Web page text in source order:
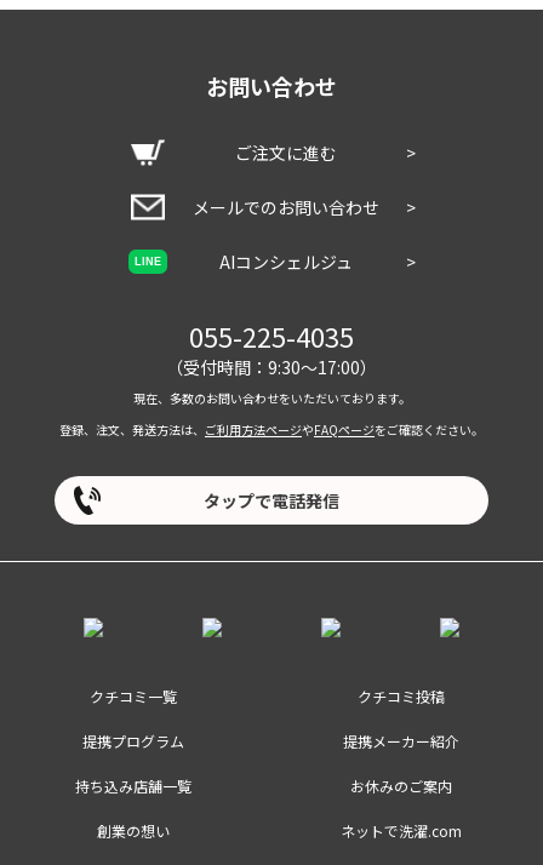
お問い合わせ
ご注文に進む >
メールでのお問い合わせ >
LINE AIコンシェルジュ >
055-225-4035
（受付時間：9:30～17:00）
現在、多数のお問い合わせをいただいております。
登録、注文、発送方法は、 ご利用方法ページやFAQページをご確認ください。
タップで電話発信
クチコミ一覧 クチコミ投稿
提携プログラム 提携メーカー紹介
持ち込み店舗一覧 お休みのご案内
創業の想い ネットで洗濯.com